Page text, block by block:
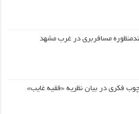
مسافربری در غرب مشهد
فکری در بیان نظریه «فقیه غایب»